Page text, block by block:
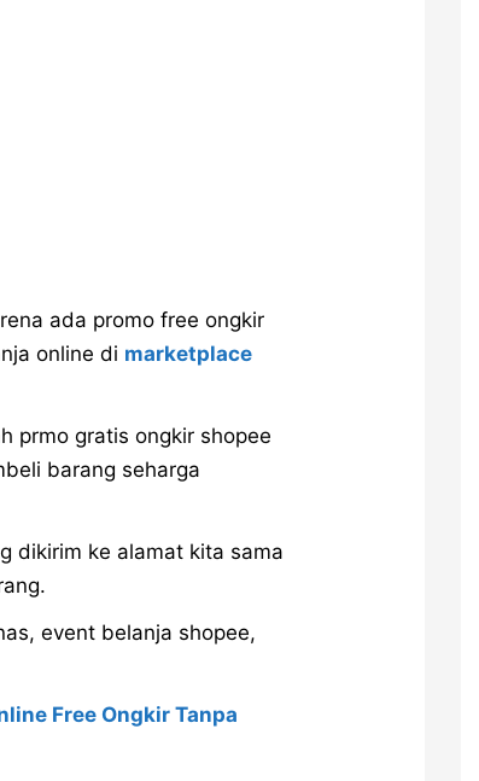
ada promo free ongkir
online di marketplace
prmo gratis ongkir shopee
barang seharga
dikirim ke alamat kita sama
event belanja shopee,
Free Ongkir Tanpa